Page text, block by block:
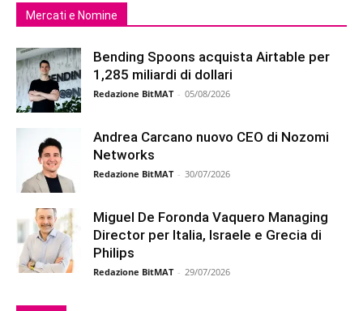
Mercati e Nomine
Bending Spoons acquista Airtable per
1,285 miliardi di dollari
Redazione BitMAT - 05/08/2026
Andrea Carcano nuovo CEO di Nozomi
Networks
Redazione BitMAT - 30/07/2026
Miguel De Foronda Vaquero Managing
Director per Italia, Israele e Grecia di
Philips
Redazione BitMAT - 29/07/2026